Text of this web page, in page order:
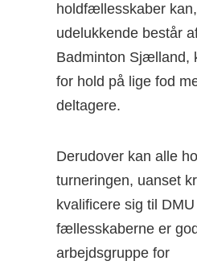
holdfællesskaber
udelukkende består
Badminton Sjælland,
for hold på lige fod
deltagere.
Derudover kan alle
turneringen, uanset
kvalificere sig til
fællesskaberne er
arbejdsgruppe for